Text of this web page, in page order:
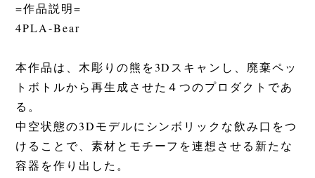
=作品説明=
4PLA-Bear
本作品は、木彫りの熊を3Dスキャンし、廃棄ペッ
トボトルから再生成させた４つのプロダクトであ
る。
中空状態の3Dモデルにシンボリックな飲み口をつ
けることで、素材とモチーフを連想させる新たな
容器を作り出した。